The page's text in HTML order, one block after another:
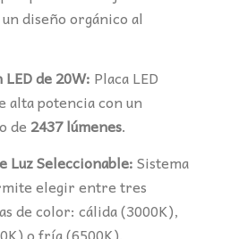
diseño orgánico al
de 20W: Placa LED
alta potencia con un
de 2437 lúmenes.
Luz Seleccionable:Sistema
elegir entre tres
de color: cálida (3000K),
o fría (6500K).